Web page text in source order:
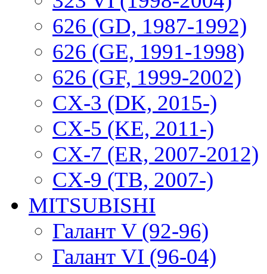
626 (GD, 1987-1992)
626 (GE, 1991-1998)
626 (GF, 1999-2002)
CX-3 (DK, 2015-)
CX-5 (KE, 2011-)
CX-7 (ER, 2007-2012)
CX-9 (TB, 2007-)
MITSUBISHI
Галант V (92-96)
Галант VI (96-04)